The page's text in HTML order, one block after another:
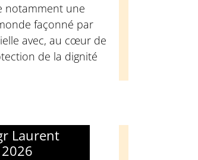
notamment une
façonné par
avec, au cœur de
de la dignité
Laurent